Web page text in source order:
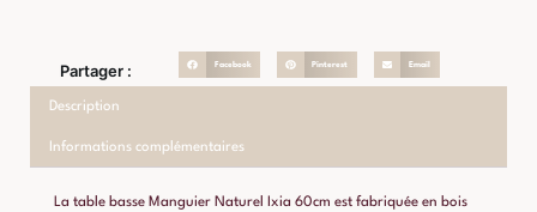
Partager : Facebook Pinterest Email
Description
Informations complémentaires
La table basse Manguier Naturel Ixia 60cm est fabriquée en bois